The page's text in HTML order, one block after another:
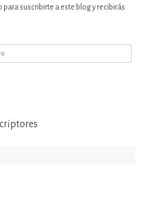
suscribirte a este blog y recibirás